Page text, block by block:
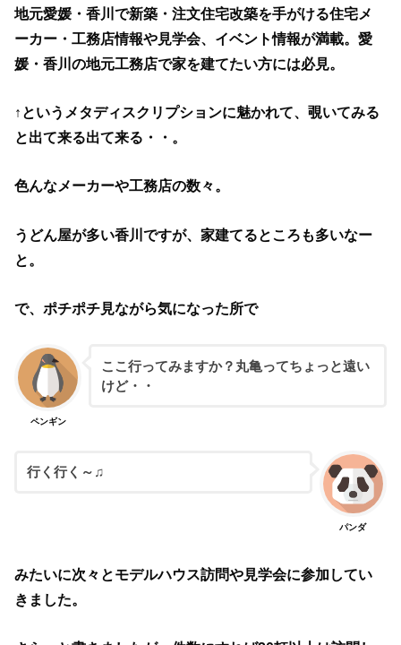
地元愛媛・香川で新築・注文住宅改築を手がける住宅メ
ーカー・工務店情報や見学会、イベント情報が満載。愛
媛・香川の地元工務店で家を建てたい方には必見。
↑というメタディスクリプションに魅かれて、覗いてみる
と出て来る出て来る・・。
色んなメーカーや工務店の数々。
うどん屋が多い香川ですが、家建てるところも多いなー
と。
で、ポチポチ見ながら気になった所で
ペンギン
ここ行ってみますか？丸亀ってちょっと遠い
けど・・
パンダ
行く行く～♫
みたいに次々とモデルハウス訪問や見学会に参加してい
きました。